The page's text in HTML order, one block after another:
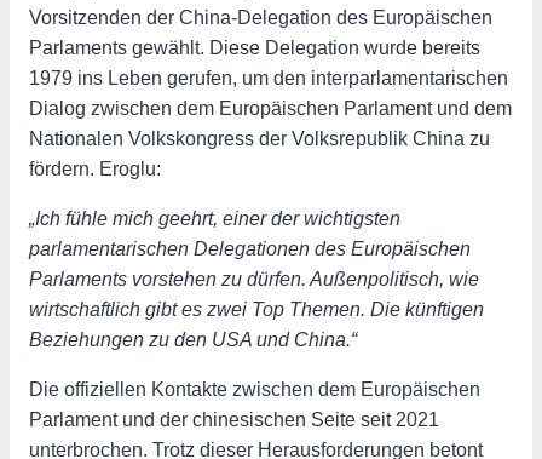
Vorsitzenden der China-Delegation des Europäischen
Parlaments gewählt. Diese Delegation wurde bereits
1979 ins Leben gerufen, um den interparlamentarischen
Dialog zwischen dem Europäischen Parlament und dem
Nationalen Volkskongress der Volksrepublik China zu
fördern. Eroglu:
„Ich fühle mich geehrt, einer der wichtigsten
parlamentarischen Delegationen des Europäischen
Parlaments vorstehen zu dürfen. Außenpolitisch, wie
wirtschaftlich gibt es zwei Top Themen. Die künftigen
Beziehungen zu den USA und China.“
Die offiziellen Kontakte zwischen dem Europäischen
Parlament und der chinesischen Seite seit 2021
unterbrochen. Trotz dieser Herausforderungen betont